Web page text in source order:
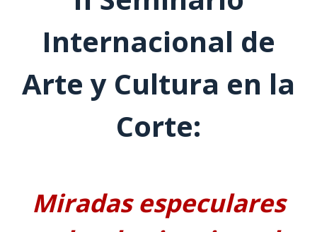
Internacional de
Arte y Cultura en la
Corte:
Miradas especulares